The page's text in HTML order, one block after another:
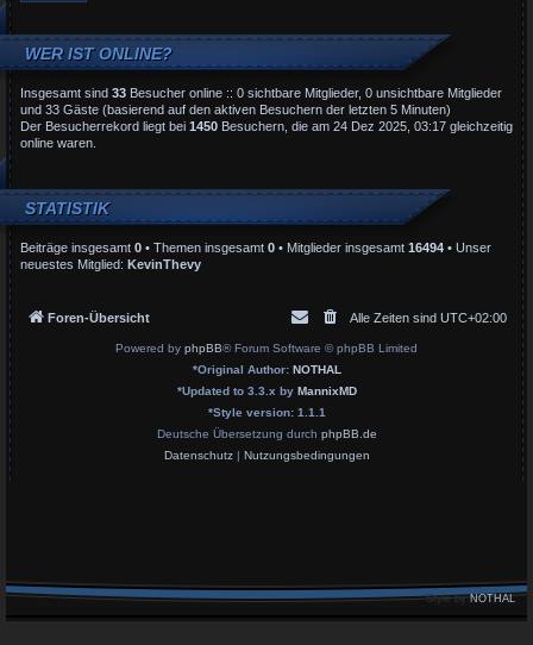
WER IST ONLINE?
Insgesamt sind 33 Besucher online :: 0 sichtbare Mitglieder, 0 unsichtbare Mitglieder
und 33 Gäste (basierend auf den aktiven Besuchern der letzten 5 Minuten)
Der Besucherrekord liegt bei 1450 Besuchern, die am 24 Dez 2025, 03:17 gleichzeitig
online waren.
STATISTIK
Beiträge insgesamt 0 • Themen insgesamt 0 • Mitglieder insgesamt 16494 • Unser
neuestes Mitglied: KevinThevy
Foren-Übersicht Alle Zeiten sind UTC+02:00
Powered by phpBB® Forum Software © phpBB Limited
*Original Author: NOTHAL
*Updated to 3.3.x by MannixMD
*Style version: 1.1.1
Deutsche Übersetzung durch phpBB.de
Datenschutz| Nutzungsbedingungen
Style byNOTHAL